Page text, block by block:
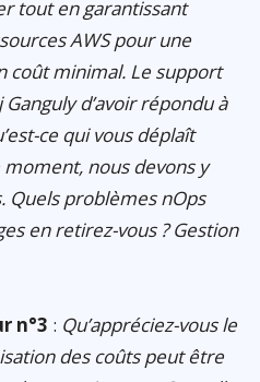
tout en garantissant
AWS pour une
coût minimal. Le support
d’avoir répondu à
ce qui vous déplaît
moment, nous devons y
Quels problèmes nOps
en retirez-vous ? Gestion
n°3 : Qu’appréciez-vous le
des coûts peut être